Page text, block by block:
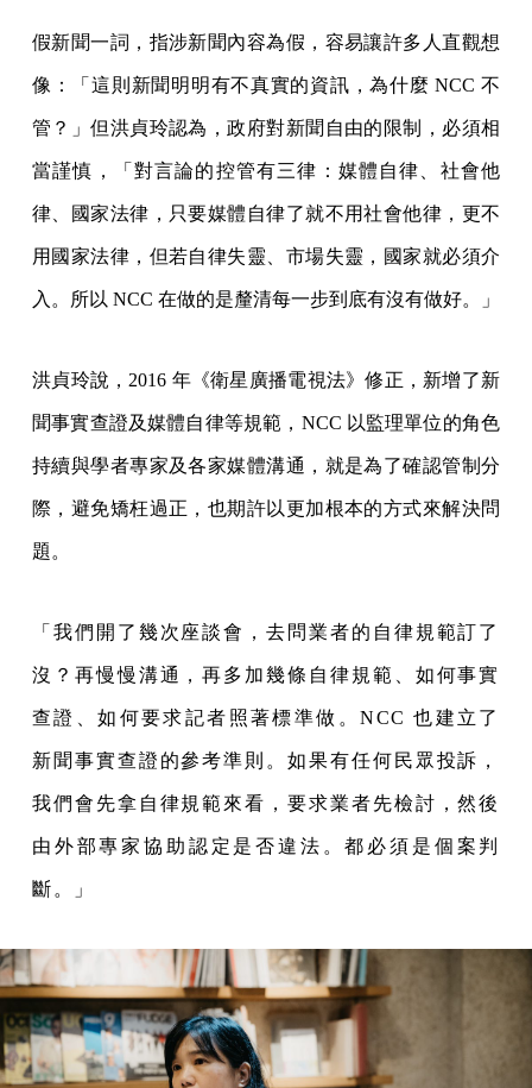
假新聞一詞，指涉新聞內容為假，容易讓許多人直觀想
像：「這則新聞明明有不真實的資訊，為什麼 NCC 不
管？」但洪貞玲認為，政府對新聞自由的限制，必須相
當謹慎，「對言論的控管有三律：媒體自律、社會他
律、國家法律，只要媒體自律了就不用社會他律，更不
用國家法律，但若自律失靈、市場失靈，國家就必須介
入。所以 NCC 在做的是釐清每一步到底有沒有做好。」
洪貞玲說，2016 年《衛星廣播電視法》修正，新增了新
聞事實查證及媒體自律等規範，NCC 以監理單位的角色
持續與學者專家及各家媒體溝通，就是為了確認管制分
際，避免矯枉過正，也期許以更加根本的方式來解決問
題。
「我們開了幾次座談會，去問業者的自律規範訂了
沒？再慢慢溝通，再多加幾條自律規範、如何事實
查證、如何要求記者照著標準做。NCC 也建立了
新聞事實查證的參考準則。如果有任何民眾投訴，
我們會先拿自律規範來看，要求業者先檢討，然後
由外部專家協助認定是否違法。都必須是個案判
斷。」